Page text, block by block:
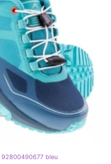
92800490677 bleu